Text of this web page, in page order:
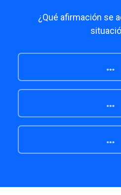
¿Qué afirmación se
…
…
…